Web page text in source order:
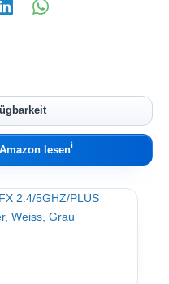
lesenℹ︎